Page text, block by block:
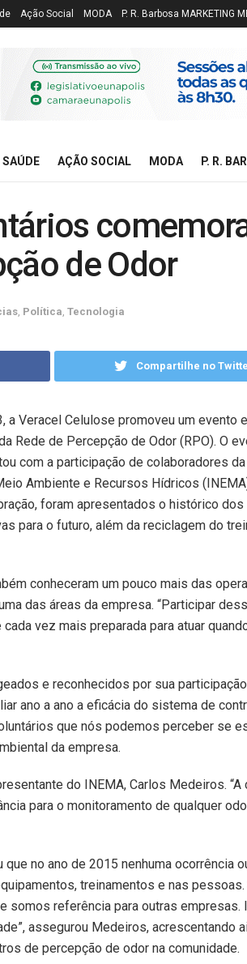
Ação Social MODA P. R. Barbosa MARKETING
SAÚDE AÇÃO SOCIAL MODA P. R.
de Odor
Política Tecnologia
Compartilhe no
a Veracel Celulose promoveu um evento
Rede de Percepção de Odor (RPO). O
com a participação de colaboradores
Ambiente e Recursos Hídricos
foram apresentados o histórico
para o futuro, além da reciclagem do
conheceram um pouco mais das
das áreas da empresa. “Participar
vez mais preparada para atuar
e reconhecidos por sua
ano a ano a eficácia do sistema de
que nós podemos perceber se
da empresa.
do INEMA, Carlos Medeiros. “A
para o monitoramento de qualquer
no ano de 2015 nenhuma ocorrência
treinamentos e nas pessoas.
somos referência para outras empresas.
assegurou Medeiros, acrescentando
de percepção de odor na comunidade.